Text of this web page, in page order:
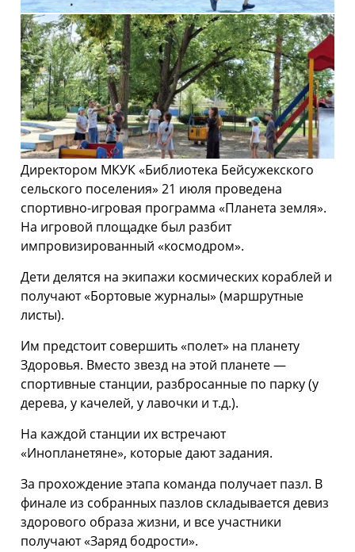
Директором МКУК «Библиотека Бейсужекского
сельского поселения» 21 июля проведена
спортивно-игровая программа «Планета земля».
На игровой площадке был разбит
импровизированный «космодром».
Дети делятся на экипажи космических кораблей и
получают «Бортовые журналы» (маршрутные
листы).
Им предстоит совершить «полет» на планету
Здоровья. Вместо звезд на этой планете —
спортивные станции, разбросанные по парку (у
дерева, у качелей, у лавочки и т.д.).
На каждой станции их встречают
«Инопланетяне», которые дают задания.
За прохождение этапа команда получает пазл. В
финале из собранных пазлов складывается девиз
здорового образа жизни, и все участники
получают «Заряд бодрости».